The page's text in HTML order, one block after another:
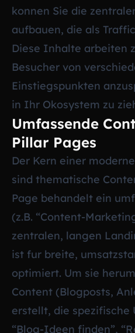
konnen Sie die
aufbauen, die als
Diese Inhalte arbeiten
Besucher von
Einstiegspunkten
in Ihr Okosystem zu
Umfassende
Pillar Pages
Der Kern einer
sind thematische
Page behandelt ein
(z.B. “Content-
zentralen, langen
ist fur breite,
optimiert. Um sie
Content (Blogposts,
erstellt, die spezifische
“Blog-Ideen finden”,